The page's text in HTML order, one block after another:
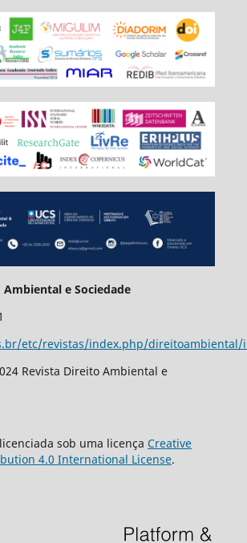
e Sociedade
etc/revistas/index.php/direitoambiental/
Revista Direito Ambiental e
sob uma licença Creative
4.0 International License.